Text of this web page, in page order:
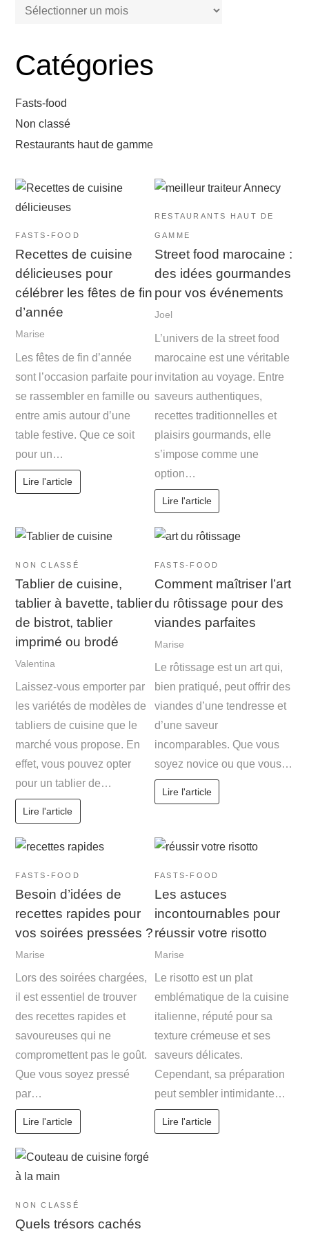
Catégories
Fasts-food
Non classé
Restaurants haut de gamme
FASTS-FOOD
Recettes de cuisine
délicieuses pour
célébrer les fêtes de fin
d’année
Marise
Les fêtes de fin d’année
sont l’occasion parfaite pour
se rassembler en famille ou
entre amis autour d’une
table festive. Que ce soit
pour un…
Lire l'article
RESTAURANTS HAUT DE
GAMME
Street food marocaine :
des idées gourmandes
pour vos événements
Joel
L’univers de la street food
marocaine est une véritable
invitation au voyage. Entre
saveurs authentiques,
recettes traditionnelles et
plaisirs gourmands, elle
s’impose comme une
option…
Lire l'article
NON CLASSÉ
Tablier de cuisine,
tablier à bavette, tablier
de bistrot, tablier
imprimé ou brodé
Valentina
Laissez-vous emporter par
les variétés de modèles de
tabliers de cuisine que le
marché vous propose. En
effet, vous pouvez opter
pour un tablier de…
Lire l'article
FASTS-FOOD
Comment maîtriser l’art
du rôtissage pour des
viandes parfaites
Marise
Le rôtissage est un art qui,
bien pratiqué, peut offrir des
viandes d’une tendresse et
d’une saveur
incomparables. Que vous
soyez novice ou que vous…
Lire l'article
FASTS-FOOD
Besoin d’idées de
recettes rapides pour
vos soirées pressées ?
Marise
Lors des soirées chargées,
il est essentiel de trouver
des recettes rapides et
savoureuses qui ne
compromettent pas le goût.
Que vous soyez pressé
par…
Lire l'article
FASTS-FOOD
Les astuces
incontournables pour
réussir votre risotto
Marise
Le risotto est un plat
emblématique de la cuisine
italienne, réputé pour sa
texture crémeuse et ses
saveurs délicates.
Cependant, sa préparation
peut sembler intimidante…
Lire l'article
NON CLASSÉ
Quels trésors cachés